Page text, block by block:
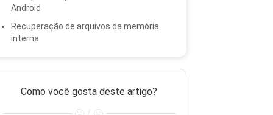
Android
Recuperação de arquivos da memória
interna
Como você gosta deste artigo?
/